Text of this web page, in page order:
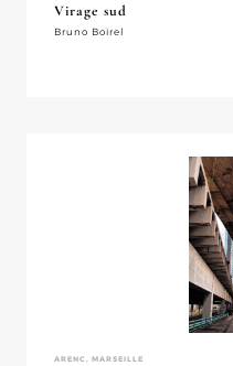
Virage sud
Bruno Boirel
ARENC, MARSEILLE